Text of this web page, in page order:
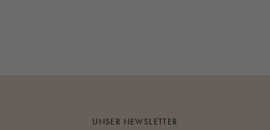
UNSER NEWSLETTER